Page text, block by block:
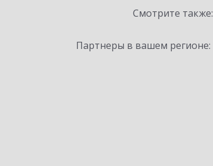
Смотрите также:
Партнеры в вашем регионе: